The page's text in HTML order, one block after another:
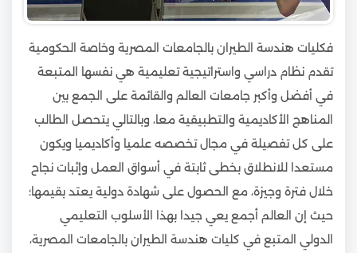
فكليات هندسة الطيران بالجامعات المصرية وخاصة الحكومية
تقدم نظام دراسي واستراتيجية تعليمية هي نفسها المتبعة
في أفضل وأكبر جامعات العالم والقائمة على الجمع بين
المناهج الأكاديمية والتطبيقية معا، وبالتالي يتحصل الطالب
على كل تفصيلة في مجال تخصصه علميا وأكاديميا ويكون
مستعدا للانطلاق بخطى ثابتة في أسواق العمل وإثبات نجاح
خلال فترة وجيزة، مع الحصول على شهادة دولية يعتد بقيمها؛
حيث إن العالم أجمع يعي جيدا بهذا الأسلوب التعليمي
الدولي المتبع في كليات هندسة الطيران بالجامعات المصرية،